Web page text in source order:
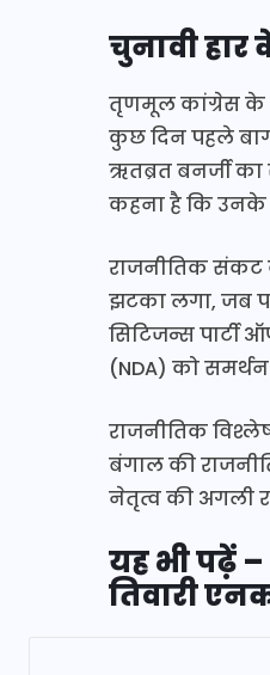
चुनावी
तृणमूल कांग्रेस के
कुछ दिन पहले
ऋतब्रत बनर्जी
कहना है कि उनके
राजनीतिक संकट
झटका लगा, जब
सिटिजन्स पार्टी
(NDA) को
राजनीतिक
बंगाल की
नेतृत्व की अगली
यह भी पढ़ें –
तिवारी